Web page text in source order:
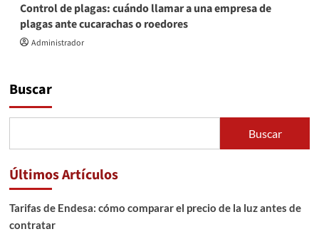
Control de plagas: cuándo llamar a una empresa de
plagas ante cucarachas o roedores
Administrador
Buscar
Buscar
Últimos Artículos
Tarifas de Endesa: cómo comparar el precio de la luz antes de
contratar